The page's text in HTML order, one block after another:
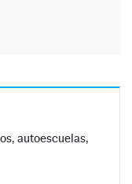
autoescuelas,